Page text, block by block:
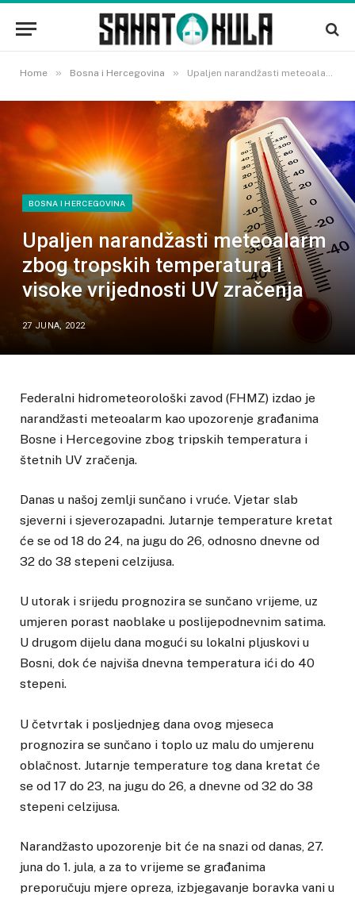
Home » Bosna i Hercegovina » Upaljen narandžasti meteoalarm zbog tropskih temperatura i visoke vrijednosti UV zračenja
BOSNA I HERCEGOVINA
Upaljen narandžasti meteoalarm
zbog tropskih temperatura i
visoke vrijednosti UV zračenja
27 JUNA, 2022
Federalni hidrometeorološki zavod (FHMZ) izdao je
narandžasti meteoalarm kao upozorenje građanima
Bosne i Hercegovine zbog tripskih temperatura i
štetnih UV zračenja.
Danas u našoj zemlji sunčano i vruće. Vjetar slab
sjeverni i sjeverozapadni. Jutarnje temperature kretat
će se od 18 do 24, na jugu do 26, odnosno dnevne od
32 do 38 stepeni celzijusa.
U utorak i srijedu prognozira se sunčano vrijeme, uz
umjeren porast naoblake u poslijepodnevnim satima.
U drugom dijelu dana mogući su lokalni pljuskovi u
Bosni, dok će najviša dnevna temperatura ići do 40
stepeni.
U četvrtak i posljednjeg dana ovog mjeseca
prognozira se sunčano i toplo uz malu do umjerenu
oblačnost. Jutarnje temperature tog dana kretat će
se od 17 do 23, na jugu do 26, a dnevne od 32 do 38
stepeni celzijusa.
Narandžasto upozorenje bit će na snazi od danas, 27.
juna do 1. jula, a za to vrijeme se građanima
preporučuju mjere opreza, izbjegavanje boravka vani u